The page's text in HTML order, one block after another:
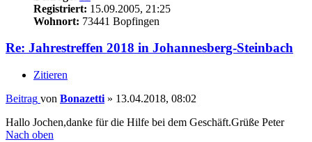
Registriert: 15.09.2005, 21:25
Wohnort: 73441 Bopfingen
Re: Jahrestreffen 2018 in Johannesberg-Steinbach
Zitieren
Beitrag von Bonazetti » 13.04.2018, 08:02
Hallo Jochen,danke für die Hilfe bei dem Geschäft.Grüße Peter
Nach oben